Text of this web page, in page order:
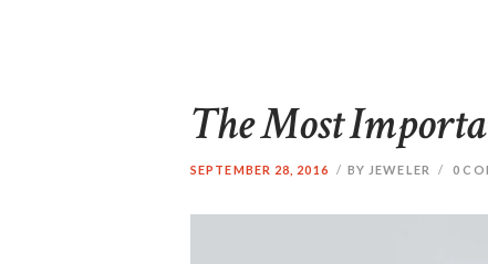
The Most
SEPTEMBER 28, 2016 BY JEWELER 0